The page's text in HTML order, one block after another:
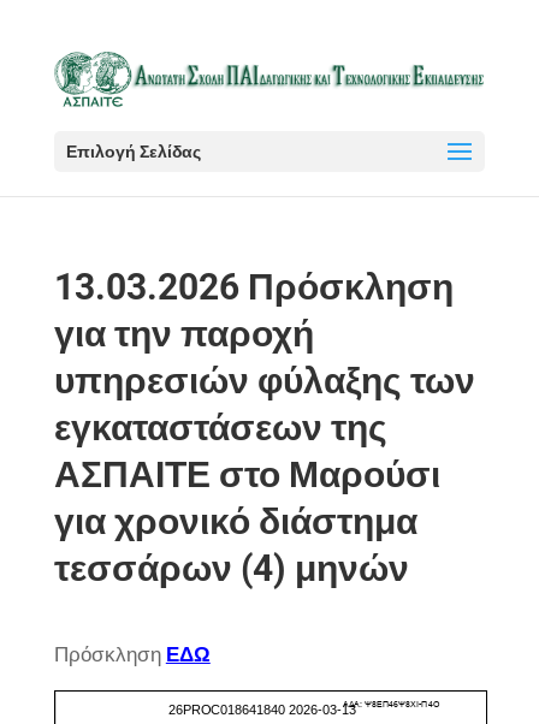
Επιλογή Σελίδας
13.03.2026 Πρόσκληση
για την παροχή
υπηρεσιών φύλαξης των
εγκαταστάσεων της
ΑΣΠΑΙΤΕ στο Μαρούσι
για χρονικό διάστημα
τεσσάρων (4) μηνών
Πρόσκληση ΕΔΩ